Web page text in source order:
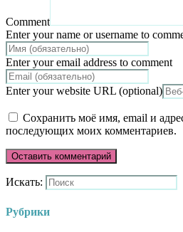
Comment
Enter your name or username to
Enter your email address to comment
Enter your website URL (optional)
Сохранить моё имя, email и
последующих моих комментариев.
Искать:
Рубрики